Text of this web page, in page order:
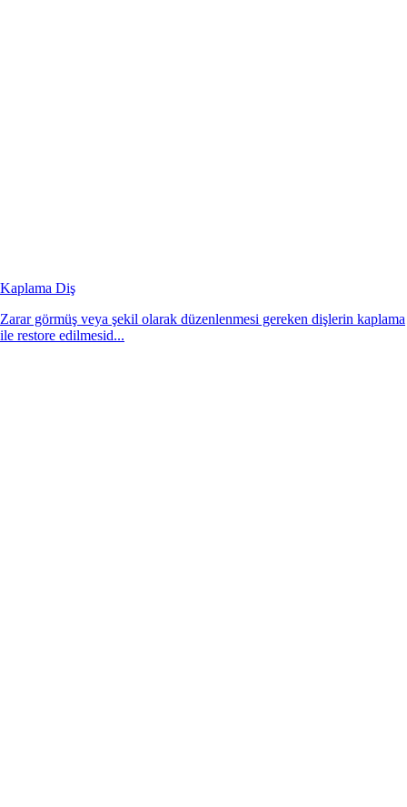
Kaplama Diş
Zarar görmüş veya şekil olarak düzenlenmesi gereken dişlerin kaplama
ile restore edilmesid...